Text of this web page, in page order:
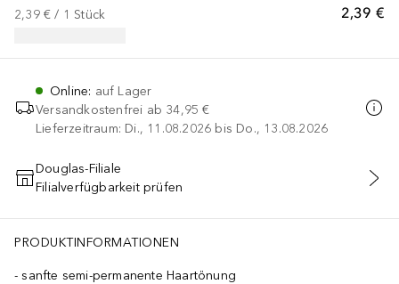
2,39 €
2,39 € / 1 Stück
Online: auf Lager
Versandkostenfrei ab 34,95 €
Lieferzeitraum: Di., 11.08.2026 bis Do., 13.08.2026
IN DEN WARENKORB
Douglas-Filiale
Filialverfügbarkeit prüfen
PRODUKTINFORMATIONEN
sanfte semi-permanente Haartönung
Berührung gekommen ist. Nach Anwendung